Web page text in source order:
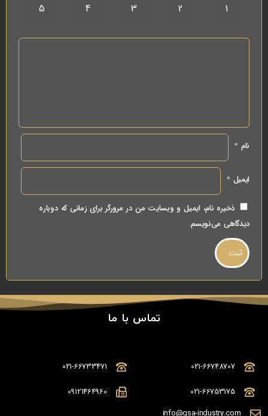
1
2
3
4
5
نام*
ایمیل*
ذخیره نام، ایمیل و وبسایت من در مرورگر برای زمانی که دوباره
دیدگاهی می‌نویسم.
تماس با ما
021-66748707
021-66753175
021-66733471
09121464960
info@gsa-industry.com